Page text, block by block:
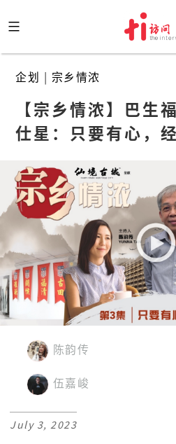
to
content
企划 | 宗乡情浓
【宗乡情浓】巴生
仕星：只要有心，
陈韵传
伍嘉峻
July 3, 2023